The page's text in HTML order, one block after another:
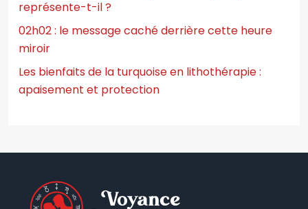
représente-t-il ?
02h02 : le message caché derrière cette heure
miroir
Les bienfaits de la turquoise en lithothérapie :
apaisement et protection